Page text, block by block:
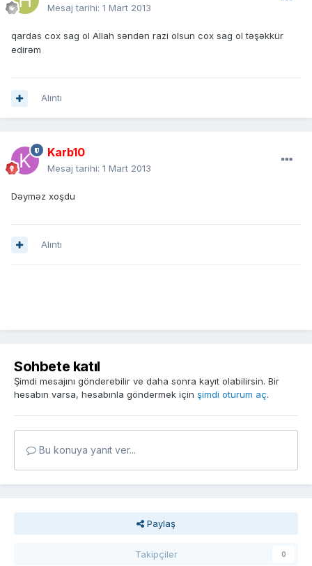
Mesaj tarihi: 1 Mart 2013
qardas cox sag ol Allah səndən razi olsun cox sag ol təşəkkür
edirəm
Alıntı
Karb10
Mesaj tarihi: 1 Mart 2013
Dəyməz xoşdu
Alıntı
Sohbete katıl
Şimdi mesajını gönderebilir ve daha sonra kayıt olabilirsin. Bir
hesabın varsa, hesabınla göndermek için şimdi oturum aç.
Bu konuya yanıt ver...
Paylaş
Takipçiler 0